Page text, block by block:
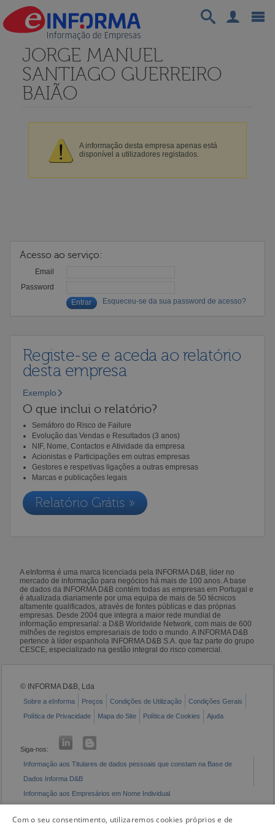
JORGE MANUEL
SANTIAGO GUERREIRO
BAIÃO
A informação desta empresa apenas está
disponível a utilizadores registados.
Acesso ao serviço:
Email
Password
Esqueceu-se da sua password de acesso?
Registe-se e aceda ao relatório
desta empresa
Exemplo
O que inclui o relatório?
Semáforo do Risco de Failure
Evolução das Vendas e Resultados (3 anos)
NIF, Nome, Contactos e Atividade da empresa
Acionistas e Participações em outras empresas
Gestores e respetivas ligações a outras empresas
Marcas e publicações legais
Relatório Grátis »
A eInforma é uma marca licenciada pela INFORMA D&B, líder no
mercado de informação para negócios há mais de 100 anos. A base
de dados da INFORMA D&B contém todas as empresas em Portugal e
é atualizada diariamente por uma equipa de mais de 50 técnicos
altamente qualificados, através de fontes públicas e das próprias
empresas. Desde 2004 que integra a maior rede mundial de
informação empresarial: a D&B Worldwide Network, com mais de 600
milhões de registos empresariais de todo o mundo. A INFORMA D&B
pertence à líder espanhola INFORMA D&B S.A. que faz parte do grupo
CESCE, especializado na gestão integral do risco comercial.
© INFORMA D&B, Lda
Sobre a eInforma Preços Condições de Utilização
Condições Gerais
Política de Privacidade
Mapa do Site Política de Cookies Ajuda
Siga-nos:
Informação aos Titulares de dados pessoais que constam na Base de
Dados Informa D&B
Informação aos Empresários em Nome Individual
Com o seu consentimento, utilizaremos cookies próprios e de